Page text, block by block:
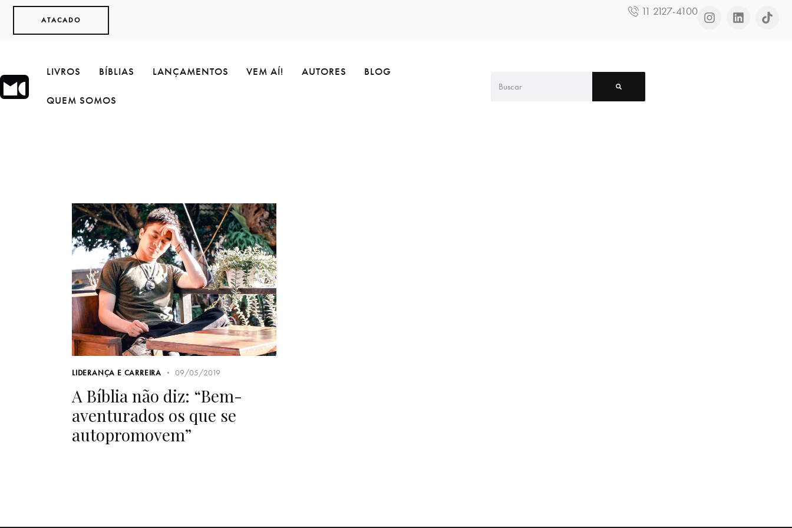
ATACADO
11 2127-4100
LIVROS BÍBLIAS LANÇAMENTOS VEM AÍ! AUTORES BLOG
QUEM SOMOS
LIDERANÇA E CARREIRA 09/05/2019
A Bíblia não diz: “Bem-
aventurados os que se
autopromovem”